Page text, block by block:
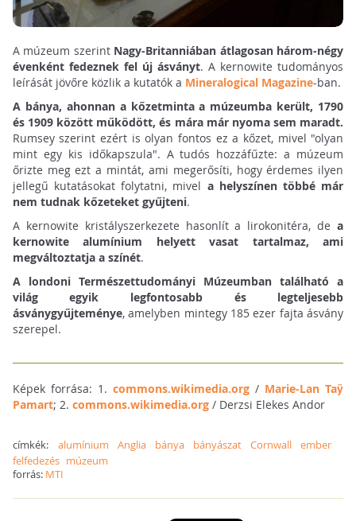
A múzeum szerint Nagy-Britanniában átlagosan három-négy
évenként fedeznek fel új ásványt. A kernowite tudományos
leírását jövőre közlik a kutatók a Mineralogical Magazine-ban.
A bánya, ahonnan a kőzetminta a múzeumba került, 1790
és 1909 között működött, és mára már nyoma sem maradt.
Rumsey szerint ezért is olyan fontos ez a kőzet, mivel "olyan
mint egy kis időkapszula". A tudós hozzáfűzte: a múzeum
őrizte meg ezt a mintát, ami megerősíti, hogy érdemes ilyen
jellegű kutatásokat folytatni, mivel a helyszínen többé már
nem tudnak kőzeteket gyűjteni.
A kernowite kristályszerkezete hasonlít a lirokonitéra, dea
kernowite alumínium helyett vasat tartalmaz, ami
megváltoztatja a színét.
A londoni Természettudományi Múzeumban található a
világ egyik legfontosabb és legteljesebb
ásványgyűjteménye, amelyben mintegy 185 ezer fajta ásvány
szerepel.
Képek forrása: 1. commons.wikimedia.org / Marie-Lan Taÿ
Pamart; 2. commons.wikimedia.org/ Derzsi Elekes Andor
címkék: alumínium Anglia bánya bányászat Cornwall
ember
felfedezés múzeum
forrás: MTI